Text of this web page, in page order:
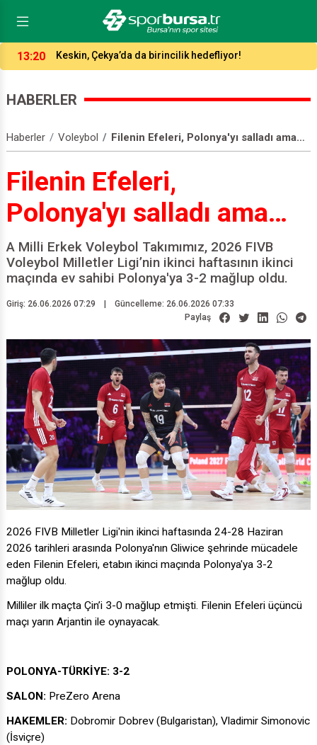
13:20 Keskin, Çekya’da da birincilik hedefliyor!
HABERLER
Haberler Voleybol Filenin Efeleri, Polonya'yı salladı ama…
Filenin Efeleri,
Polonya'yı salladı ama…
A Milli Erkek Voleybol Takımımız, 2026 FIVB
Voleybol Milletler Ligi’nin ikinci haftasının ikinci
maçında ev sahibi Polonya'ya 3-2 mağlup oldu.
Giriş: 26.06.2026 07:29 |
Güncelleme: 26.06.2026 07:33
Paylaş
2026 FIVB Milletler Ligi'nin ikinci haftasında 24-28 Haziran
2026 tarihleri arasında Polonya'nın Gliwice şehrinde mücadele
eden Filenin Efeleri, etabın ikinci maçında Polonya'ya 3-2
mağlup oldu.
Milliler ilk maçta Çin’i 3-0 mağlup etmişti. Filenin Efeleri üçüncü
maçı yarın Arjantin ile oynayacak.
POLONYA-TÜRKİYE: 3-2
SALON: PreZero Arena
HAKEMLER: Dobromir Dobrev (Bulgaristan), Vladimir Simonovic
(İsviçre)